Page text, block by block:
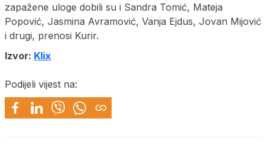
zapažene uloge dobili su i Sandra Tomić, Mateja
Popović, Jasmina Avramović, Vanja Ejdus, Jovan Mijović
i drugi, prenosi Kurir.
Izvor: Klix
Podijeli vijest na: